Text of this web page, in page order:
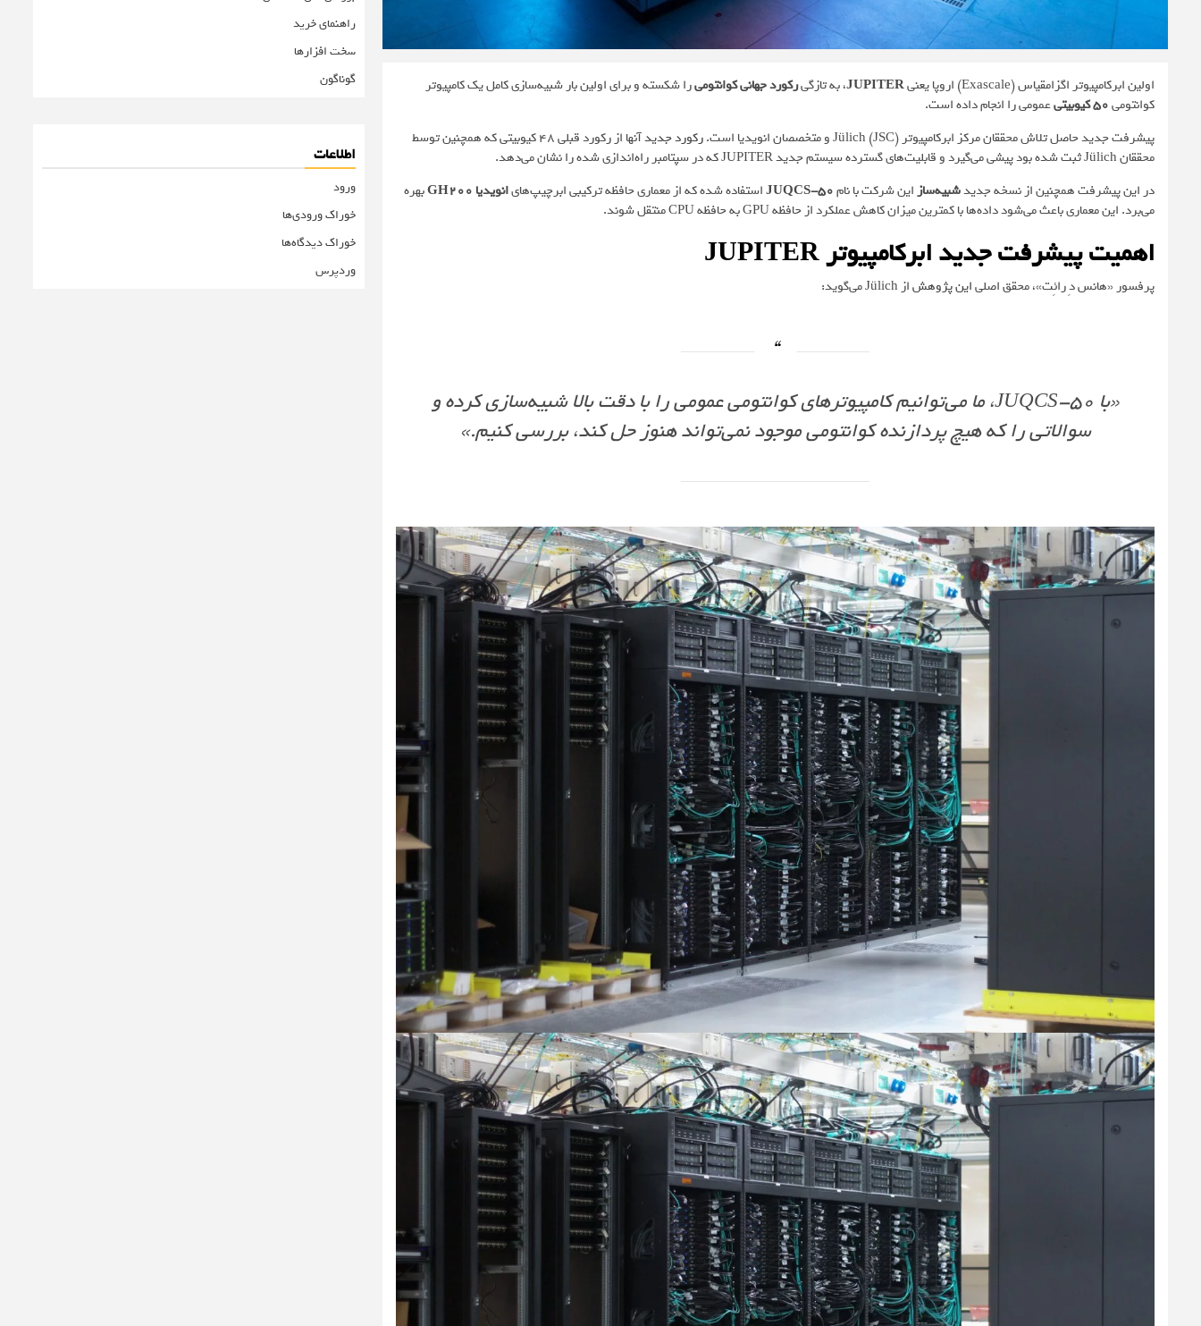
اولین ابرکامپیوتر اگزامقیاس (Exascale) اروپا یعنی JUPITER، به تازگیرکورد جهانی کوانتومیرا شکسته و برای اولین بار شبیه‌سازی کامل یک کامپیوتر
کوانتومی
عمومی را انجام داده است.
پیشرفت جدید حاصل تلاش محققان مرکز ابرکامپیوتر Jülich (JSC) و متخصصان انویدیا است.
رکورد جدید
آنها از رکورد قبلی 48 کیوبیتی که همچنین توسط
محققان Jülich ثبت شده بود پیشی می‌گیرد و قابلیت‌های گسترده سیستم جدید JUPITER که در سپتامبر راه‌اندازی شده را نشان می‌دهد.
در این پیشرفت همچنین از نسخه جدیدشبیه‌سازاین شرکت با نامJUQCS-50استفاده شده که از معماری حافظه ترکیبی ابرچیپ‌هایانویدیا GH200
بهره
می‌برد. این معماری باعث می‌شود داده‌ها با کمترین میزان کاهش عملکرد از حافظه GPU به حافظه CPU منتقل شوند.
اهمیت پیشرفت جدید ابرکامپیوتر JUPITER
پرفسور «هانس دِ رائِت»، محقق اصلیاین پژوهشاز Jülich می‌گوید:
«با JUQCS-50، ما می‌توانیم کامپیوترهای کوانتومی عمومی را با دقت بالا شبیه‌سازی کرده و
سوالاتی را که هیچ پردازنده کوانتومی موجود نمی‌تواند هنوز حل کند، بررسی کنیم.»
راهنمای خرید
سخت افزارها
گوناگون
اطلاعات
ورود
خوراک ورودی‌ها
خوراک دیدگاه‌ها
وردپرس